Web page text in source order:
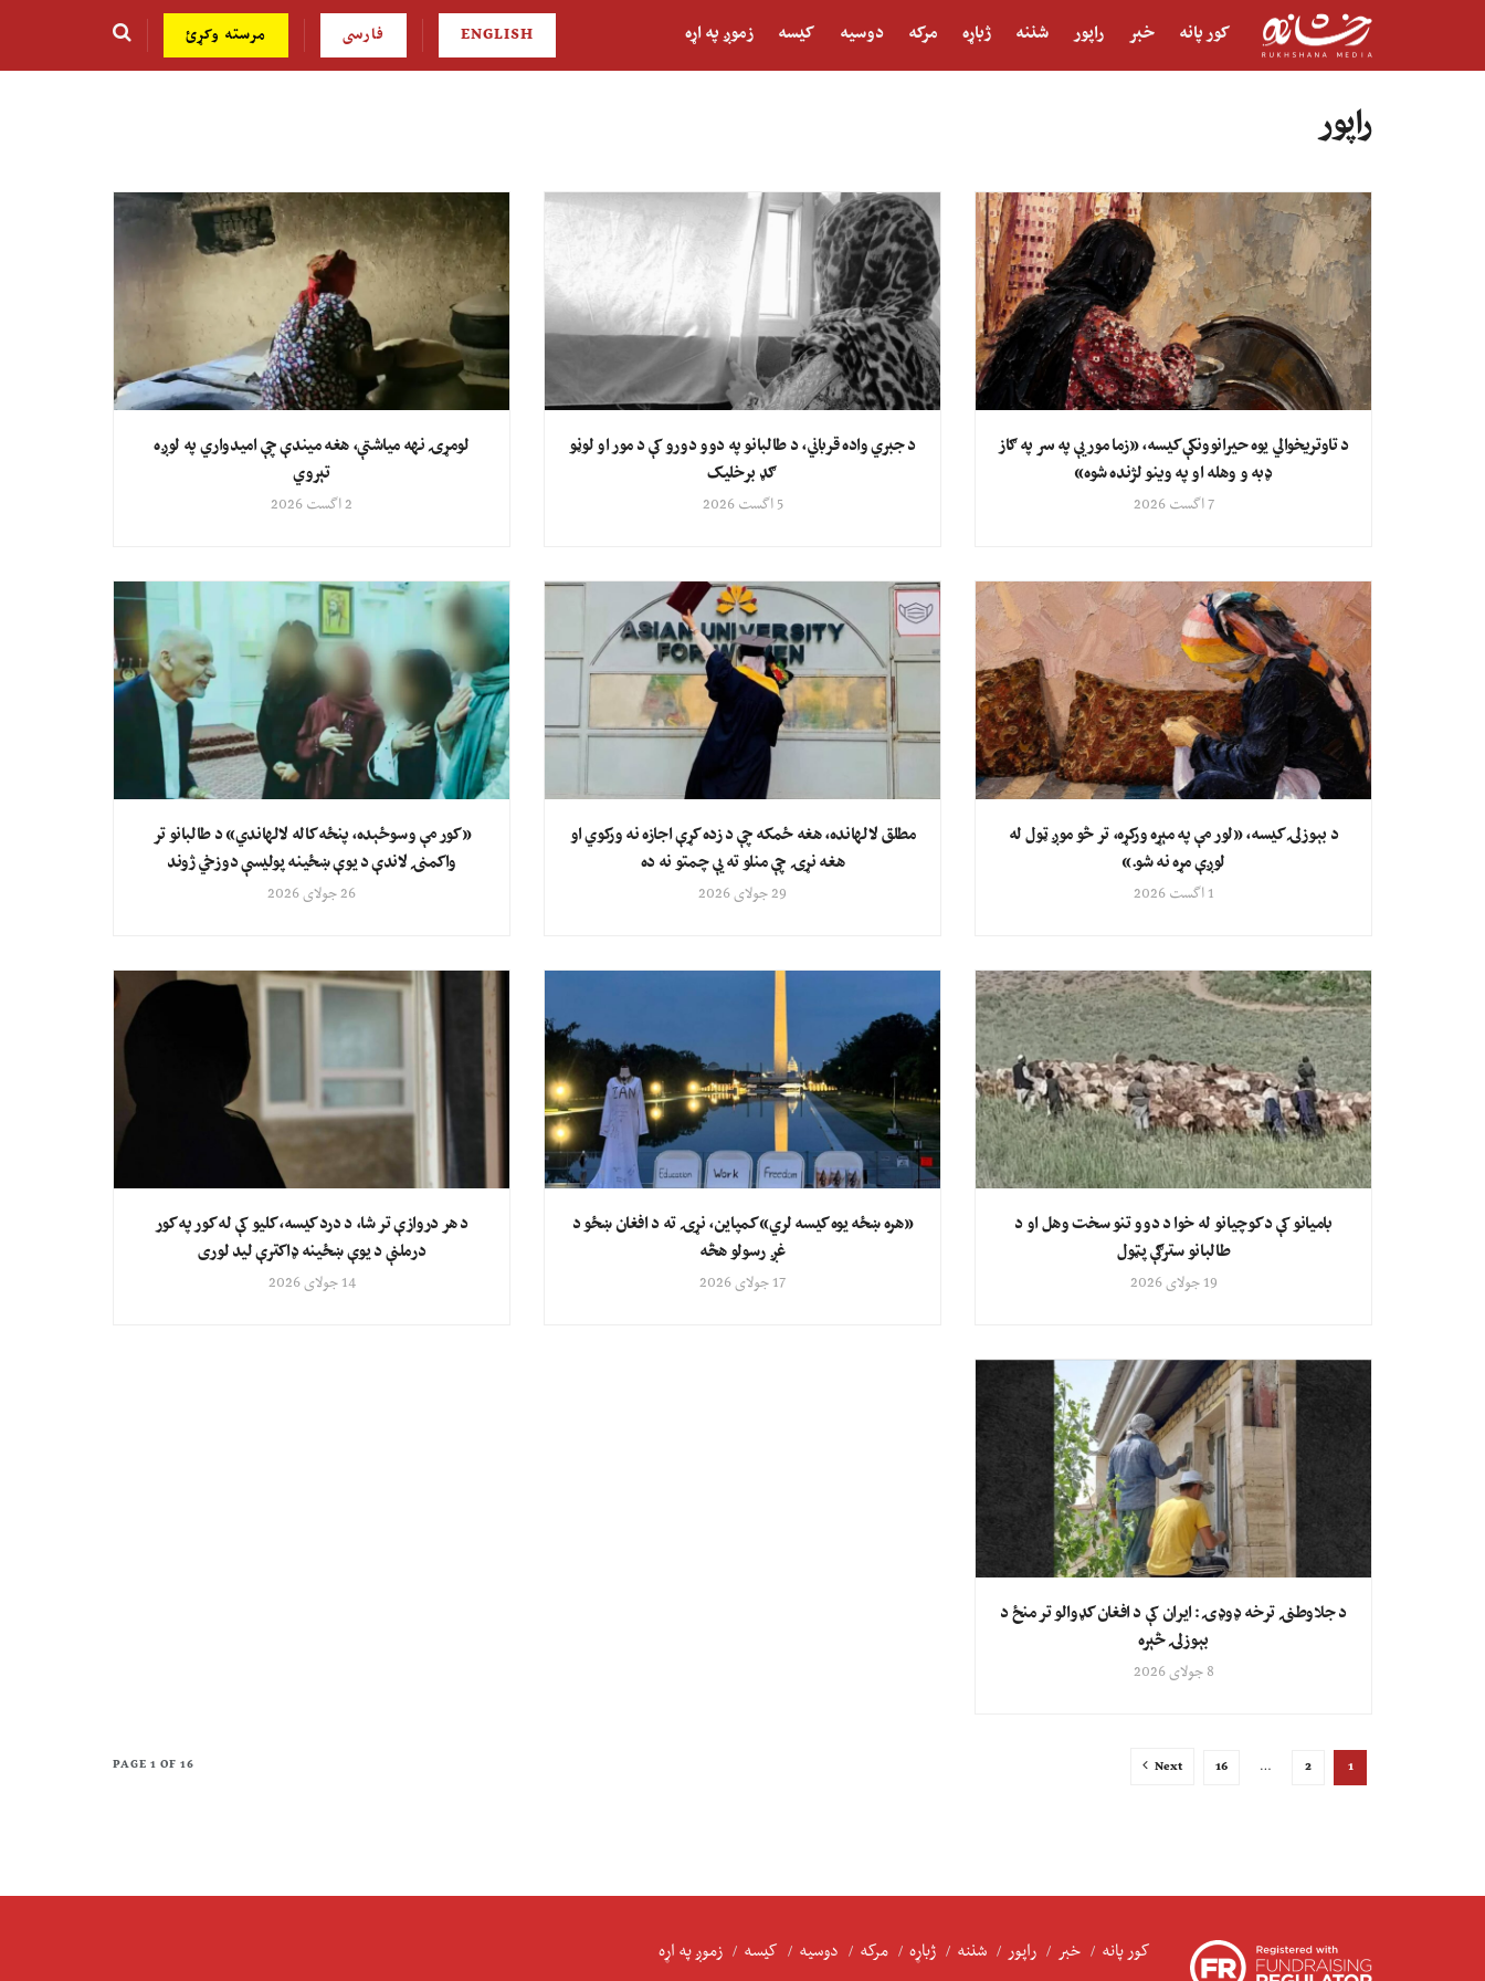
کور پانه خبر راپور شننه ژباړه مرکه دوسیه کیسه زموږ په اړه ENGLISH فارسی مرسته وکړئ
راپور
د تاوتریخوالي یوه حیرانوونکې کیسه، «زما مور یې په سر په ګاز
ډبه و وهله او په وینو لژنده شوه»
7 اگست 2026
د جبري واده قرباني، د طالبانو په دوو دورو کې د مور او لوڼو
ګډ برخلیک
5 اگست 2026
لومړۍ نهه میاشتې، هغه میندې چې امیدواري په لوږه
تېروي
2 اگست 2026
د بېوزلۍ کیسه، «لور مې په مېړه ورکړه، تر څو موږ ټول له
لوږې مړه نه شو.»
1 اگست 2026
مطلق لالهانده، هغه ځمکه چې د زده کړې اجازه نه ورکوي او
هغه نړۍ چې منلو ته یې چمتو نه ده
29 جولای 2026
«کور مې وسوځېده، پنځه کاله لالهاندي» د طالبانو تر
واکمنۍ لاندې د یوې ښځینه پولیسې دوزخي ژوند
26 جولای 2026
بامیانو کې د کوچیانو له خوا د دوو تنو سخت وهل او د
طالبانو سترګې پټول
19 جولای 2026
«هره ښځه یوه کیسه لري» کمپاین، نړۍ ته د افغان ښځو د
غږ رسولو هڅه
17 جولای 2026
د هر دروازې تر شا، د درد کیسه، کلیو کې له کور په کور
درملنې د یوې ښځینه ډاکترې لید لوری
14 جولای 2026
د جلاوطنۍ ترخه ډوډۍ: ایران کې د افغان کډوالو تر منځ د
بېوزلۍ څېره
8 جولای 2026
PAGE 1 OF 16 1
2
…
16
Next
کور پانه خبر راپور شننه ژباړه مرکه دوسیه کیسه زموږ په اړه